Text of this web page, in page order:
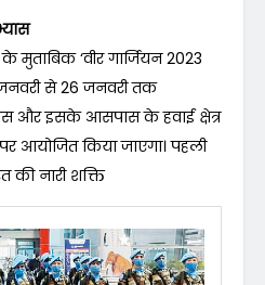
मुताबिक ‘वीर गार्जियन 2023
जनवरी से 26 जनवरी तक
और इसके आसपास के हवाई क्षेत्र
आयोजित किया जाएगा। पहली
की नारी शक्ति